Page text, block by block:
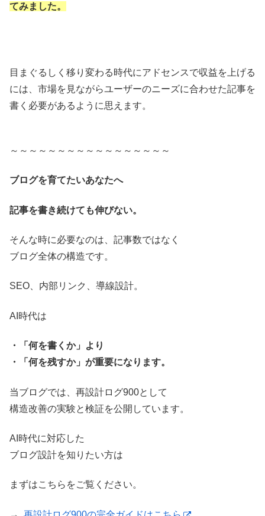
てみました。
目まぐるしく移り変わる時代にアドセンスで収益を上げる
には、市場を見ながらユーザーのニーズに合わせた記事を
書く必要があるように思えます。
～～～～～～～～～～～～～～～～～
ブログを育てたいあなたへ
記事を書き続けても伸びない。
そんな時に必要なのは、記事数ではなく
ブログ全体の構造です。
SEO、内部リンク、導線設計。
AI時代は
・「何を書くか」より
・「何を残すか」が重要になります。
当ブログでは、再設計ログ900として
構造改善の実験と検証を公開しています。
AI時代に対応した
ブログ設計を知りたい方は
まずはこちらをご覧ください。